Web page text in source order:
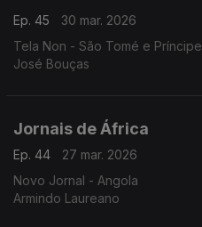
Ep. 45
30 mar. 2026
Tela Non - São Tomé e Príncipe,
José Bouças
Jornais de África
Ep. 44
27 mar. 2026
Novo Jornal - Angola
Armindo Laureano